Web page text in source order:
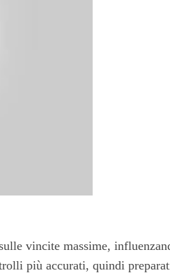
vincite massime,
più accurati, quindi